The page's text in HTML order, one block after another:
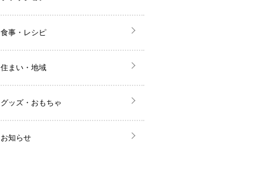
食事・レシピ
住まい・地域
グッズ・おもちゃ
お知らせ